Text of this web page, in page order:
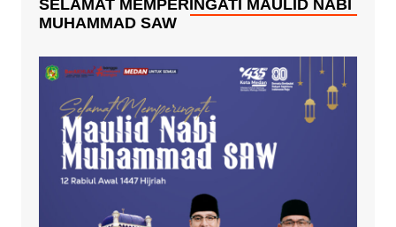
SELAMAT MEMPERINGATI MAULID NABI
MUHAMMAD SAW